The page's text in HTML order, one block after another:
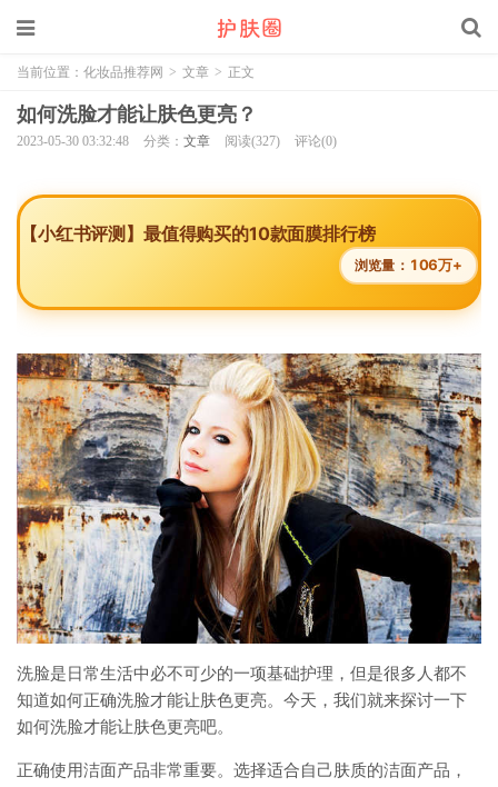
当前位置： 化妆品推荐网 > 文章 > 正文
如何洗脸才能让肤色更亮？
2023-05-30 03:32:48 分类： 文章 阅读(327) 评论(0)
【小红书评测】最值得购买的10款面膜排行榜
浏览量： 106万+
洗脸是日常生活中必不可少的一项基础护理，但是很多人都不
知道如何正确洗脸才能让肤色更亮。今天，我们就来探讨一下
如何洗脸才能让肤色更亮吧。
正确使用洁面产品非常重要。选择适合自己肤质的洁面产品，